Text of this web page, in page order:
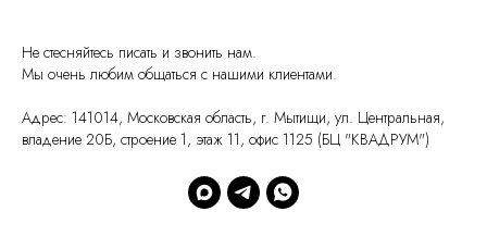
Не стесняйтесь писать и звонить нам.
Мы очень любим общаться с нашими клиентами.
Адрес: 141014, Московская область, г. Мытищи, ул. Центральная,
владение 20Б, строение 1, этаж 11, офис 1125 (БЦ "КВАДРУМ")